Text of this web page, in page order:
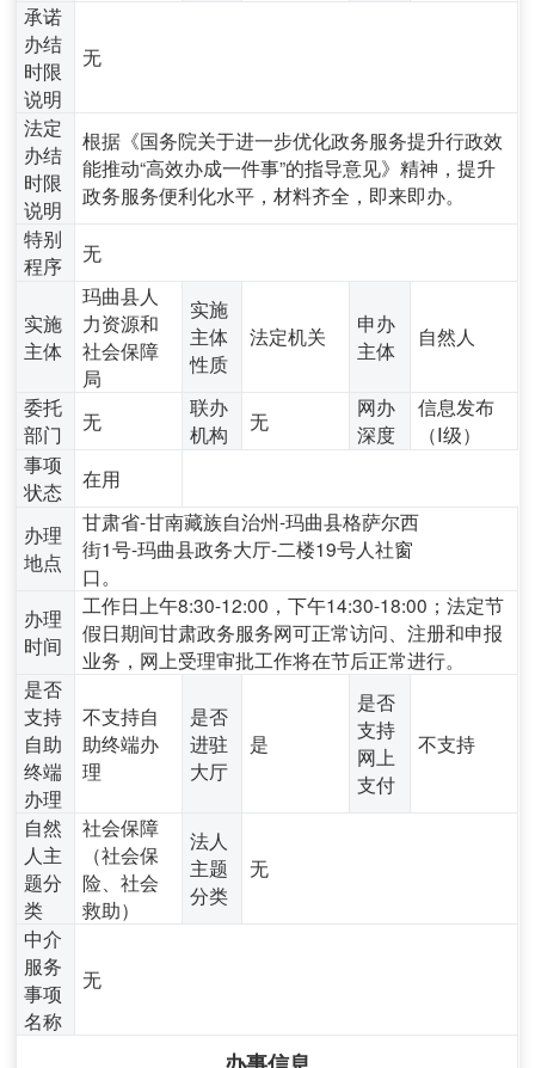
承诺
办结
时限
说明
无
法定
办结
时限
说明
根据《国务院关于进一步优化政务服务提升行政效
能推动“高效办成一件事”的指导意见》精神，提升
政务服务便利化水平，材料齐全，即来即办。
特别
程序
无
实施
主体
玛曲县人
力资源和
社会保障
局
实施
主体
性质
法定机关
申办
主体
自然人
委托
部门
无
联办
机构
无
网办
深度
信息发布
（Ⅰ级）
事项
状态
在用
办理
地点
甘肃省-甘南藏族自治州-玛曲县格萨尔西
街1号-玛曲县政务大厅-二楼19号人社窗
口。
办理
时间
工作日上午8:30-12:00，下午14:30-18:00；法定节
假日期间甘肃政务服务网可正常访问、注册和申报
业务，网上受理审批工作将在节后正常进行。
是否
支持
自助
终端
办理
不支持自
助终端办
理
是否
进驻
大厅
是
是否
支持
网上
支付
不支持
自然
人主
题分
类
社会保障
（社会保
险、社会
救助）
法人
主题
分类
无
中介
服务
事项
名称
无